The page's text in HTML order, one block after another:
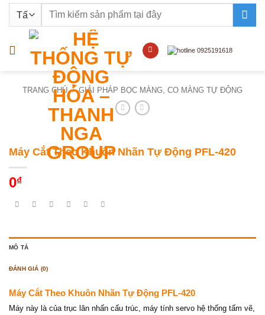
nội
Tìm
TRANG CHỦ / GIẢI PHÁP BỌC MÀNG, CO MÀNG TỰ ĐỘNG
Máy Cắt Theo Khuôn Nhãn Tự Động PFL-420
0₫
MÔ TẢ
ĐÁNH GIÁ (0)
Máy Cắt Theo Khuôn Nhãn Tự Động PFL-420
Máy này là của trục lăn nhấn cấu trúc, máy tính servo hệ thống tấm vẽ,